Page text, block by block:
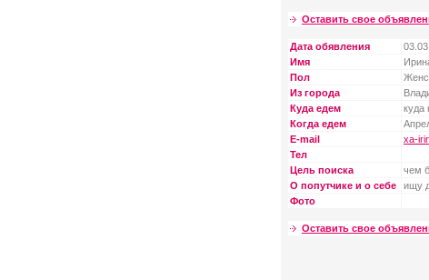
Оставить свое
Дата обявления
Имя
Пол
Из города
Куда едем
куда
Когда едем
E-mail
xa-
Тел
Цель поиска
чем
О попутчике и о себе
ищу
Фото
Оставить свое